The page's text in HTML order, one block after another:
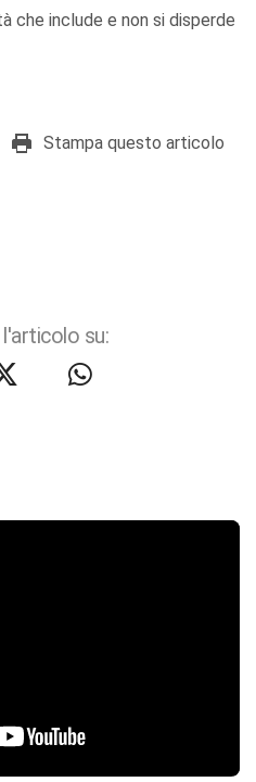
che include e non si disperde
Stampa questo articolo
su: